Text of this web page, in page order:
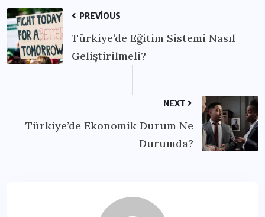
PREVIOUS
Türkiye’de Eğitim Sistemi Nasıl
Geliştirilmeli?
NEXT
Türkiye’de Ekonomik Durum Ne
Durumda?